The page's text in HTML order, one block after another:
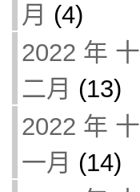
月 (4)
2022 年 十
二月 (13)
2022 年 十
一月 (14)